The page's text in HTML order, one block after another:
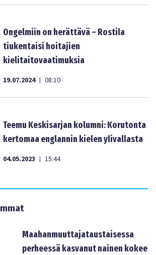
Ongelmiin on herättävä – Rostila
tiukentaisi hoitajien
kielitaitovaatimuksia
19.07.2024 | 08:10
Teemu Keskisarjan kolumni: Korutonta
kertomaa englannin kielen ylivallasta
04.05.2023 | 15:44
Maahanmuuttajataustaisessa
perheessä kasvanut nainen kokee